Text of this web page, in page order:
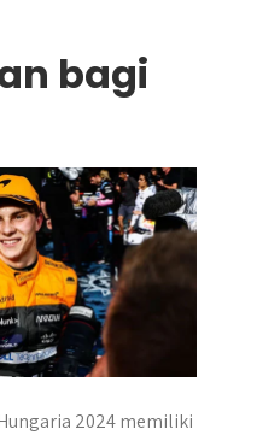
bagi
2024 memiliki